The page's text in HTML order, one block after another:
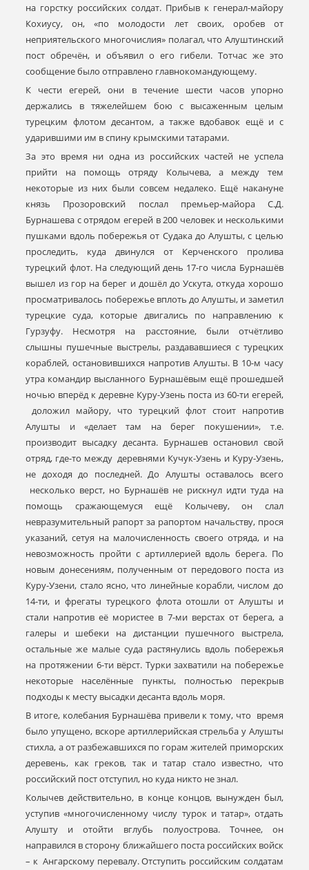
на горстку российских солдат. Прибыв к генерал-майору
Кохиусу, он, «по молодости лет своих, оробев от
неприятельского многочислия» полагал, что Алуштинский
пост обречён, и объявил о его гибели. Тотчас же это
сообщение было отправлено главнокомандующему.
К чести егерей, они в течение шести часов упорно
держались в тяжелейшем бою с высаженным целым
турецким флотом десантом, а также вдобавок ещё и с
ударившими им в спину крымскими татарами.
За это время ни одна из российских частей не успела
прийти на помощь отряду Колычева, а между тем
некоторые из них были совсем недалеко. Ещё накануне
князь Прозоровский послал премьер-майора С.Д.
Бурнашева с отрядом егерей в 200 человек и несколькими
пушками вдоль побережья от Судака до Алушты, с целью
проследить, куда двинулся от Керченского пролива
турецкий флот. На следующий день 17-го числа Бурнашёв
вышел из гор на берег и дошёл до Ускута, откуда хорошо
просматривалось побережье вплоть до Алушты, и заметил
турецкие суда, которые двигались по направлению к
Гурзуфу. Несмотря на расстояние, были отчётливо
слышны пушечные выстрелы, раздававшиеся с турецких
кораблей, остановившихся напротив Алушты. В 10-м часу
утра командир высланного Бурнашёвым ещё прошедшей
ночью вперёд к деревне Куру-Узень поста из 60-ти егерей,
доложил майору, что турецкий флот стоит напротив
Алушты и «делает там на берег покушении», т.е.
производит высадку десанта. Бурнашев остановил свой
отряд, где-то между деревнями Кучук-Узень и Куру-Узень,
не доходя до последней. До Алушты оставалось всего
несколько верст, но Бурнашёв не рискнул идти туда на
помощь сражающемуся ещё Колычеву, он слал
невразумительный рапорт за рапортом начальству, прося
указаний, сетуя на малочисленность своего отряда, и на
невозможность пройти с артиллерией вдоль берега. По
новым донесениям, полученным от передового поста из
Куру-Узени, стало ясно, что линейные корабли, числом до
14-ти, и фрегаты турецкого флота отошли от Алушты и
стали напротив её мористее в 7-ми верстах от берега, а
галеры и шебеки на дистанции пушечного выстрела,
остальные же малые суда растянулись вдоль побережья
на протяжении 6-ти вёрст. Турки захватили на побережье
некоторые населённые пункты, полностью перекрыв
подходы к месту высадки десанта вдоль моря.
В итоге, колебания Бурнашёва привели к тому, что время
было упущено, вскоре артиллерийская стрельба у Алушты
стихла, а от разбежавшихся по горам жителей приморских
деревень, как греков, так и татар стало известно, что
российский пост отступил, но куда никто не знал.
Колычев действительно, в конце концов, вынужден был,
уступив «многочисленному числу турок и татар», отдать
Алушту и отойти вглубь полуострова. Точнее, он
направился в сторону ближайшего поста российских войск
– к Ангарскому перевалу. Отступить российским солдатам